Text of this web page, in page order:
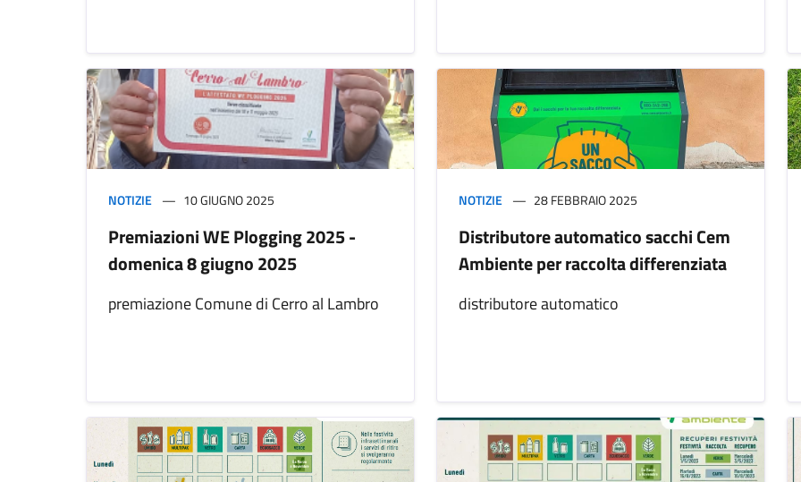
NOTIZIE 10 GIUGNO 2025
Premiazioni WE Plogging 2025 -
domenica 8 giugno 2025
premiazione Comune di Cerro al Lambro
NOTIZIE 28 FEBBRAIO 2025
Distributore automatico sacchi Cem
Ambiente per raccolta differenziata
distributore automatico